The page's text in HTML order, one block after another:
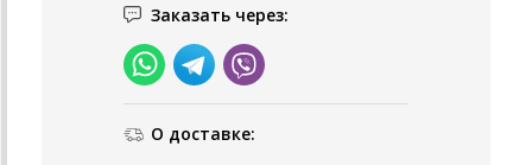
Заказать через:
О доставке: